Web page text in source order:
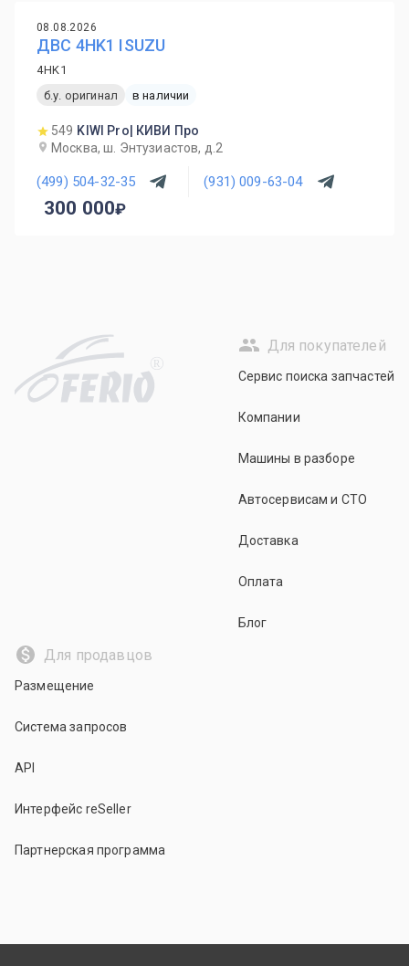
08.08.2026
ДВС 4HK1 ISUZU
4HK1
б.у. оригинал
в наличии
549 KIWI Pro| КИВИ Про
Москва, ш. Энтузиастов, д.2
(499) 504-32-35 (931) 009-63-04
300 000
R
Для покупателей
Сервис поиска запчастей
Компании
Машины в разборе
Автосервисам и СТО
Доставка
Оплата
Блог
Для продавцов
Размещение
Система запросов
API
Интерфейс reSeller
Партнерская программа